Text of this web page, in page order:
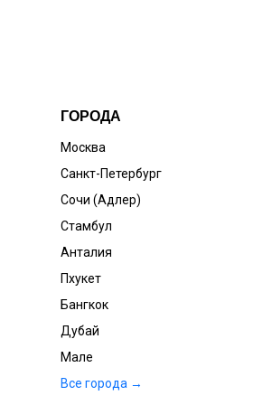
ГОРОДА
Москва
Санкт-Петербург
Сочи (Адлер)
Стамбул
Анталия
Пхукет
Бангкок
Дубай
Мале
Все города →